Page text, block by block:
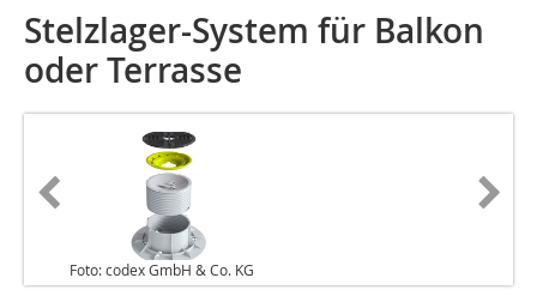
Stelzlager-System für Balkon
oder Terrasse
Foto: codex GmbH & Co. KG